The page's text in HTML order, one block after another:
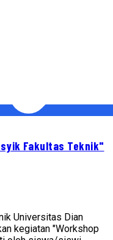
Fakultas Teknik"
Universitas Dian
kegiatan "Workshop